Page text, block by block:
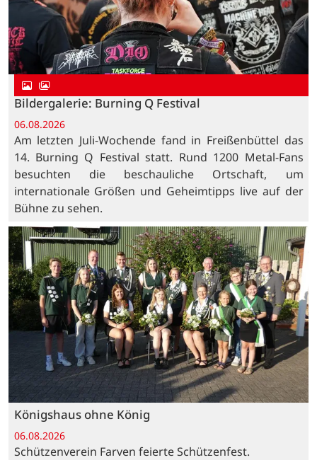
Bildergalerie: Burning Q Festival
06.08.2026
Am letzten Juli-Wochende fand in Freißenbüttel das
14. Burning Q Festival statt. Rund 1200 Metal-Fans
besuchten die beschauliche Ortschaft, um
internationale Größen und Geheimtipps live auf der
Bühne zu sehen.
Königshaus ohne König
06.08.2026
Schützenverein Farven feierte Schützenfest.